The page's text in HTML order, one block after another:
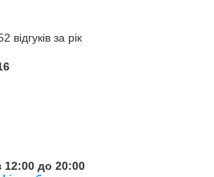
відгуків за рік
12:00 до 20:00